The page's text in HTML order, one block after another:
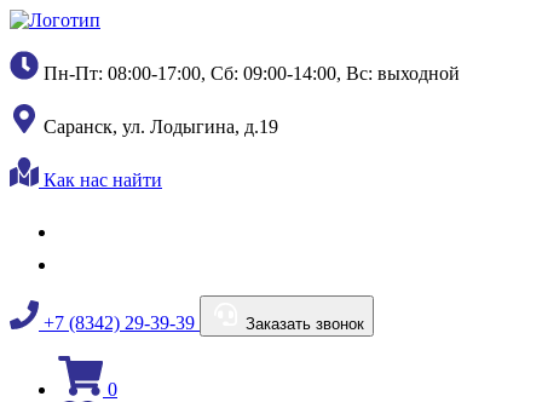
Пн-Пт: 08:00-17:00, Сб: 09:00-14:00, Вс: выходной
Саранск, ул. Лодыгина, д.19
Как нас найти
+7 (8342) 29-39-39 Заказать звонок
0